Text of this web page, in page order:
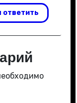
ответить